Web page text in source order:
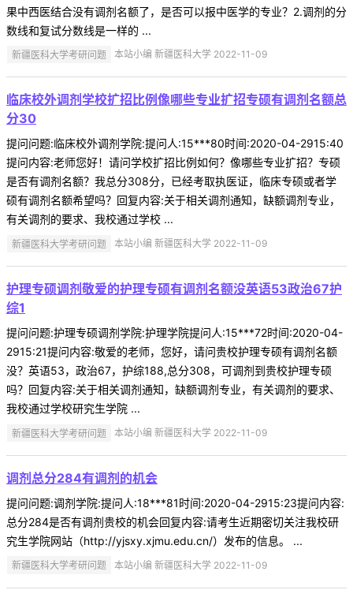
果中西医结合没有调剂名额了，是否可以报中医学的专业？2.调剂的分
数线和复试分数线是一样的 ...
新疆医科大学考研问题 本站小编 新疆医科大学 2022-11-09
临床校外调剂学校扩招比例像哪些专业扩招专硕有调剂名额总
分30
提问问题:临床校外调剂学院:提问人:15***80时间:2020-04-2915:40
提问内容:老师您好！请问学校扩招比例如何？像哪些专业扩招？专硕
是否有调剂名额？我总分308分，已经考取执医证，临床专硕或者学
硕有调剂名额希望吗？回复内容:关于相关调剂通知，缺额调剂专业，
有关调剂的要求、我校通过学校 ...
新疆医科大学考研问题 本站小编 新疆医科大学 2022-11-09
护理专硕调剂敬爱的护理专硕有调剂名额没英语53政治67护
综1
提问问题:护理专硕调剂学院:护理学院提问人:15***72时间:2020-04-
2915:21提问内容:敬爱的老师，您好，请问贵校护理专硕有调剂名额
没？英语53，政治67，护综188,总分308，可调剂到贵校护理专硕
吗？回复内容:关于相关调剂通知，缺额调剂专业，有关调剂的要求、
我校通过学校研究生学院 ...
新疆医科大学考研问题 本站小编 新疆医科大学 2022-11-09
调剂总分284有调剂的机会
提问问题:调剂学院:提问人:18***81时间:2020-04-2915:23提问内容:
总分284是否有调剂贵校的机会回复内容:请考生近期密切关注我校研
究生学院网站（http://yjsxy.xjmu.edu.cn/）发布的信息。 ...
新疆医科大学考研问题 本站小编 新疆医科大学 2022-11-09